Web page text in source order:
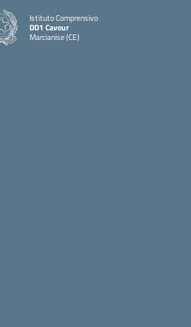
Istituto Comprensivo
DD1 Cavour
Marcianise (CE)